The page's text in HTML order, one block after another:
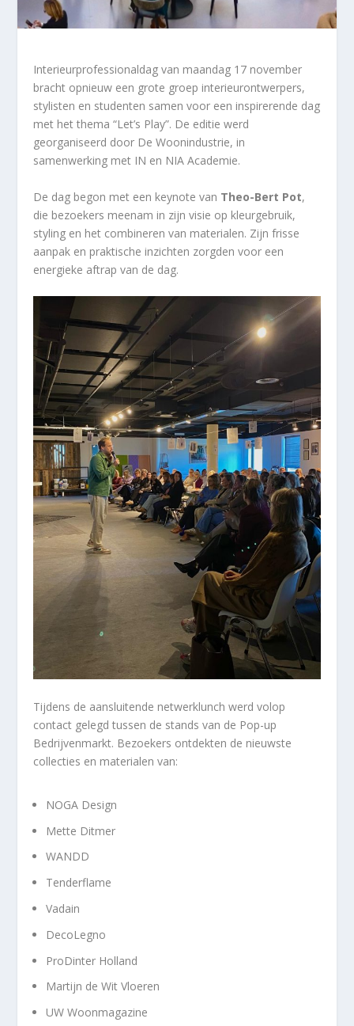
Interieurprofessionaldag van maandag 17 november
bracht opnieuw een grote groep interieurontwerpers,
stylisten en studenten samen voor een inspirerende dag
met het thema “Let’s Play”. De editie werd
georganiseerd door De Woonindustrie, in
samenwerking met IN en NIA Academie.
De dag begon met een keynote van Theo-Bert Pot,
die bezoekers meenam in zijn visie op kleurgebruik,
styling en het combineren van materialen. Zijn frisse
aanpak en praktische inzichten zorgden voor een
energieke aftrap van de dag.
Tijdens de aansluitende netwerklunch werd volop
contact gelegd tussen de stands van de Pop-up
Bedrijvenmarkt. Bezoekers ontdekten de nieuwste
collecties en materialen van:
NOGA Design
Mette Ditmer
WANDD
Tenderflame
Vadain
DecoLegno
ProDinter Holland
Martijn de Wit Vloeren
UW Woonmagazine